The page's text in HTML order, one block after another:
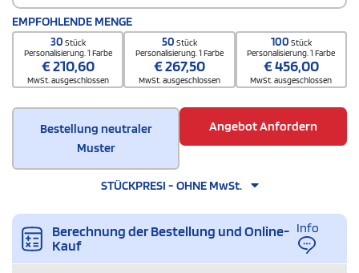
EMPFOHLENDE MENGE
30 Stück
Personalisierung. 1 Farbe
€210,60
MwSt. ausgeschlossen
50 Stück
Personalisierung. 1 Farbe
€267,50
MwSt. ausgeschlossen
100 Stück
Personalisierung. 1 Farbe
€456,00
MwSt. ausgeschlossen
Bestellung neutraler
Muster
Angebot Anfordern
STÜCKPRESI - OHNE MwSt.
Berechnung der Bestellung und Online-
Kauf
Info